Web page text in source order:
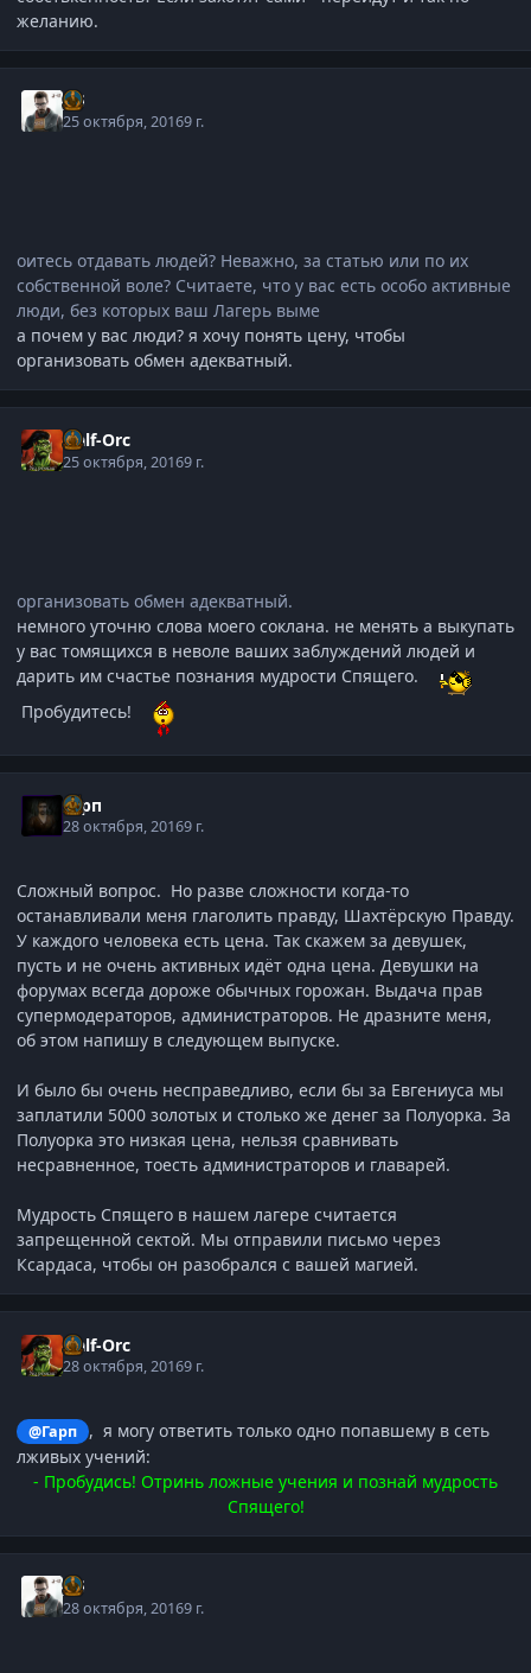
желанию.
j-G
25 октября, 20169 г.
оитесь отдавать людей? Неважно, за статью или по их
собственной воле? Считаете, что у вас есть особо активные
люди, без которых ваш Лагерь выме
а почем у вас люди? я хочу понять цену, чтобы
организовать обмен адекватный.
Half-Orc
25 октября, 20169 г.
организовать обмен адекватный.
немного уточню слова моего соклана. не менять а выкупать
у вас томящихся в неволе ваших заблуждений людей и
дарить им счастье познания мудрости Спящего.
Пробудитесь!
Гарп
28 октября, 20169 г.
Сложный вопрос. Но разве сложности когда-то
останавливали меня глаголить правду, Шахтёрскую Правду.
У каждого человека есть цена. Так скажем за девушек,
пусть и не очень активных идёт одна цена. Девушки на
форумах всегда дороже обычных горожан. Выдача прав
супермодераторов, администраторов. Не дразните меня,
об этом напишу в следующем выпуске.
И было бы очень несправедливо, если бы за Евгениуса мы
заплатили 5000 золотых и столько же денег за Полуорка. За
Полуорка это низкая цена, нельзя сравнивать
несравненное, тоесть администраторов и главарей.
Мудрость Спящего в нашем лагере считается
запрещенной сектой. Мы отправили письмо через
Ксардаса, чтобы он разобрался с вашей магией.
Half-Orc
28 октября, 20169 г.
@Гарп
, я могу ответить только одно попавшему в сеть
лживых учений:
- Пробудись! Отринь ложные учения и познай мудрость
Спящего!
j-G
28 октября, 20169 г.